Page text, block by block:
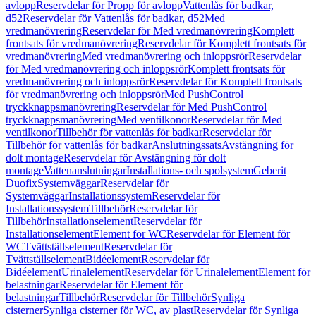
avloppReservdelar för Propp för avloppVattenlås för badkar,
d52Reservdelar för Vattenlås för badkar, d52Med
vredmanövreringReservdelar för Med vredmanövreringKomplett
frontsats för vredmanövreringReservdelar för Komplett frontsats för
vredmanövreringMed vredmanövrering och inloppsrörReservdelar
för Med vredmanövrering och inloppsrörKomplett frontsats för
vredmanövrering och inloppsrörReservdelar för Komplett frontsats
för vredmanövrering och inloppsrörMed PushControl
tryckknappsmanövreringReservdelar för Med PushControl
tryckknappsmanövreringMed ventilkonorReservdelar för Med
ventilkonorTillbehör för vattenlås för badkarReservdelar för
Tillbehör för vattenlås för badkarAnslutningssatsAvstängning för
dolt montageReservdelar för Avstängning för dolt
montageVattenanslutningarInstallations- och spolsystemGeberit
DuofixSystemväggarReservdelar för
SystemväggarInstallationssystemReservdelar för
InstallationssystemTillbehörReservdelar för
TillbehörInstallationselementReservdelar för
InstallationselementElement för WCReservdelar för Element för
WCTvättställselementReservdelar för
TvättställselementBidéelementReservdelar för
BidéelementUrinalelementReservdelar för UrinalelementElement för
belastningarReservdelar för Element för
belastningarTillbehörReservdelar för TillbehörSynliga
cisternerSynliga cisterner för WC, av plastReservdelar för Synliga